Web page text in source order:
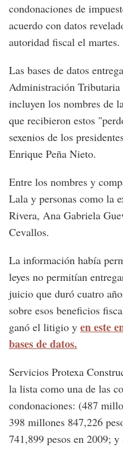
condonaciones de
acuerdo con datos
autoridad fiscal el martes.
Las bases de datos
Administración
incluyen los nombres de
que recibieron estos
sexenios de los
Enrique Peña Nieto.
Entre los nombres y
Lala y personas como la
Rivera, Ana Gabriela
Cevallos.
La información había
leyes no permitían
juicio que duró cuatro
sobre esos beneficios
ganó el litigio y en este
bases de datos.
Servicios Protexa
la lista como una de las
condonaciones: (487
398 millones 847,226
741,899 pesos en 2009;